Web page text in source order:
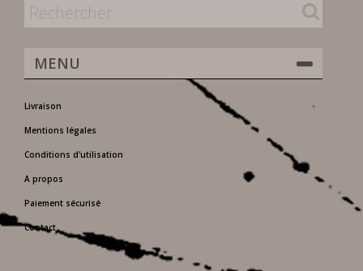
MENU
Livraison
Mentions légales
Conditions d'utilisation
A propos
Paiement sécurisé
Contact